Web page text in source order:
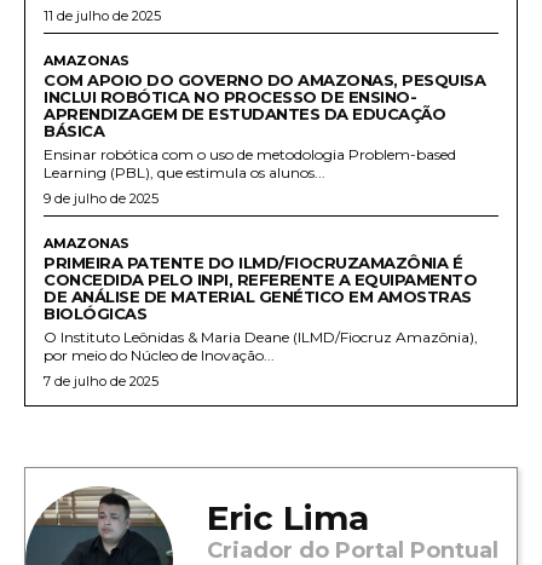
11 de julho de 2025
AMAZONAS
COM APOIO DO GOVERNO DO AMAZONAS, PESQUISA
INCLUI ROBÓTICA NO PROCESSO DE ENSINO-
APRENDIZAGEM DE ESTUDANTES DA EDUCAÇÃO
BÁSICA
Ensinar robótica com o uso de metodologia Problem-based
Learning (PBL), que estimula os alunos...
9 de julho de 2025
AMAZONAS
PRIMEIRA PATENTE DO ILMD/FIOCRUZAMAZÔNIA É
CONCEDIDA PELO INPI, REFERENTE A EQUIPAMENTO
DE ANÁLISE DE MATERIAL GENÉTICO EM AMOSTRAS
BIOLÓGICAS
O Instituto Leônidas & Maria Deane (ILMD/Fiocruz Amazônia),
por meio do Núcleo de Inovação...
7 de julho de 2025
Eric Lima
Criador do Portal Pontual